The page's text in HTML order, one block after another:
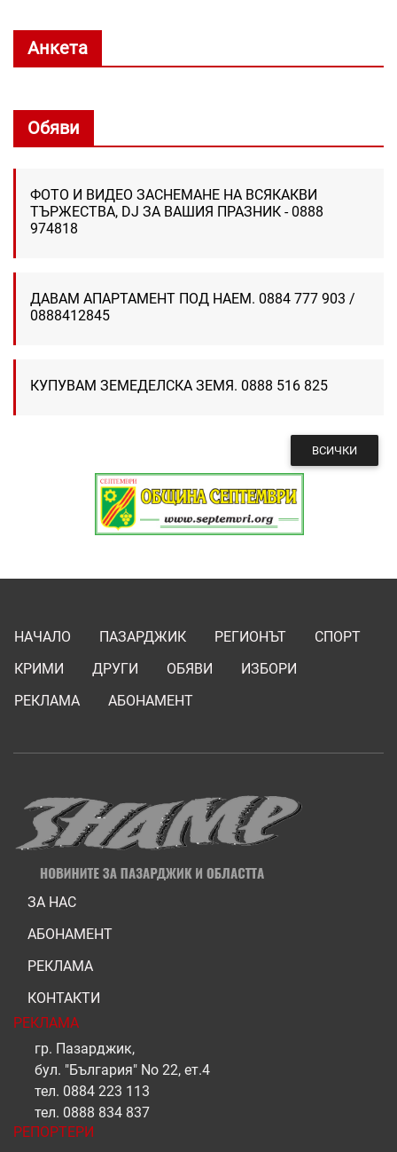
Анкета
Обяви
ФОТО И ВИДЕО ЗАСНЕМАНЕ НА ВСЯКАКВИ
ТЪРЖЕСТВА, DJ ЗА ВАШИЯ ПРАЗНИК - 0888
974818
ДАВАМ АПАРТАМЕНТ ПОД НАЕМ. 0884 777 903 /
0888412845
КУПУВАМ ЗЕМЕДЕЛСКА ЗЕМЯ. 0888 516 825
ВСИЧКИ
НАЧАЛО ПАЗАРДЖИК РЕГИОНЪТ
СПОРТ
КРИМИ
ДРУГИ ОБЯВИ
ИЗБОРИ
РЕКЛАМА
АБОНАМЕНТ
ЗА НАС
АБОНАМЕНТ
РЕКЛАМА
КОНТАКТИ
РЕКЛАМА
гр. Пазарджик,
бул. "България" No 22, ет.4
тел. 0884 223 113
тел. 0888 834 837
РЕПОРТЕРИ